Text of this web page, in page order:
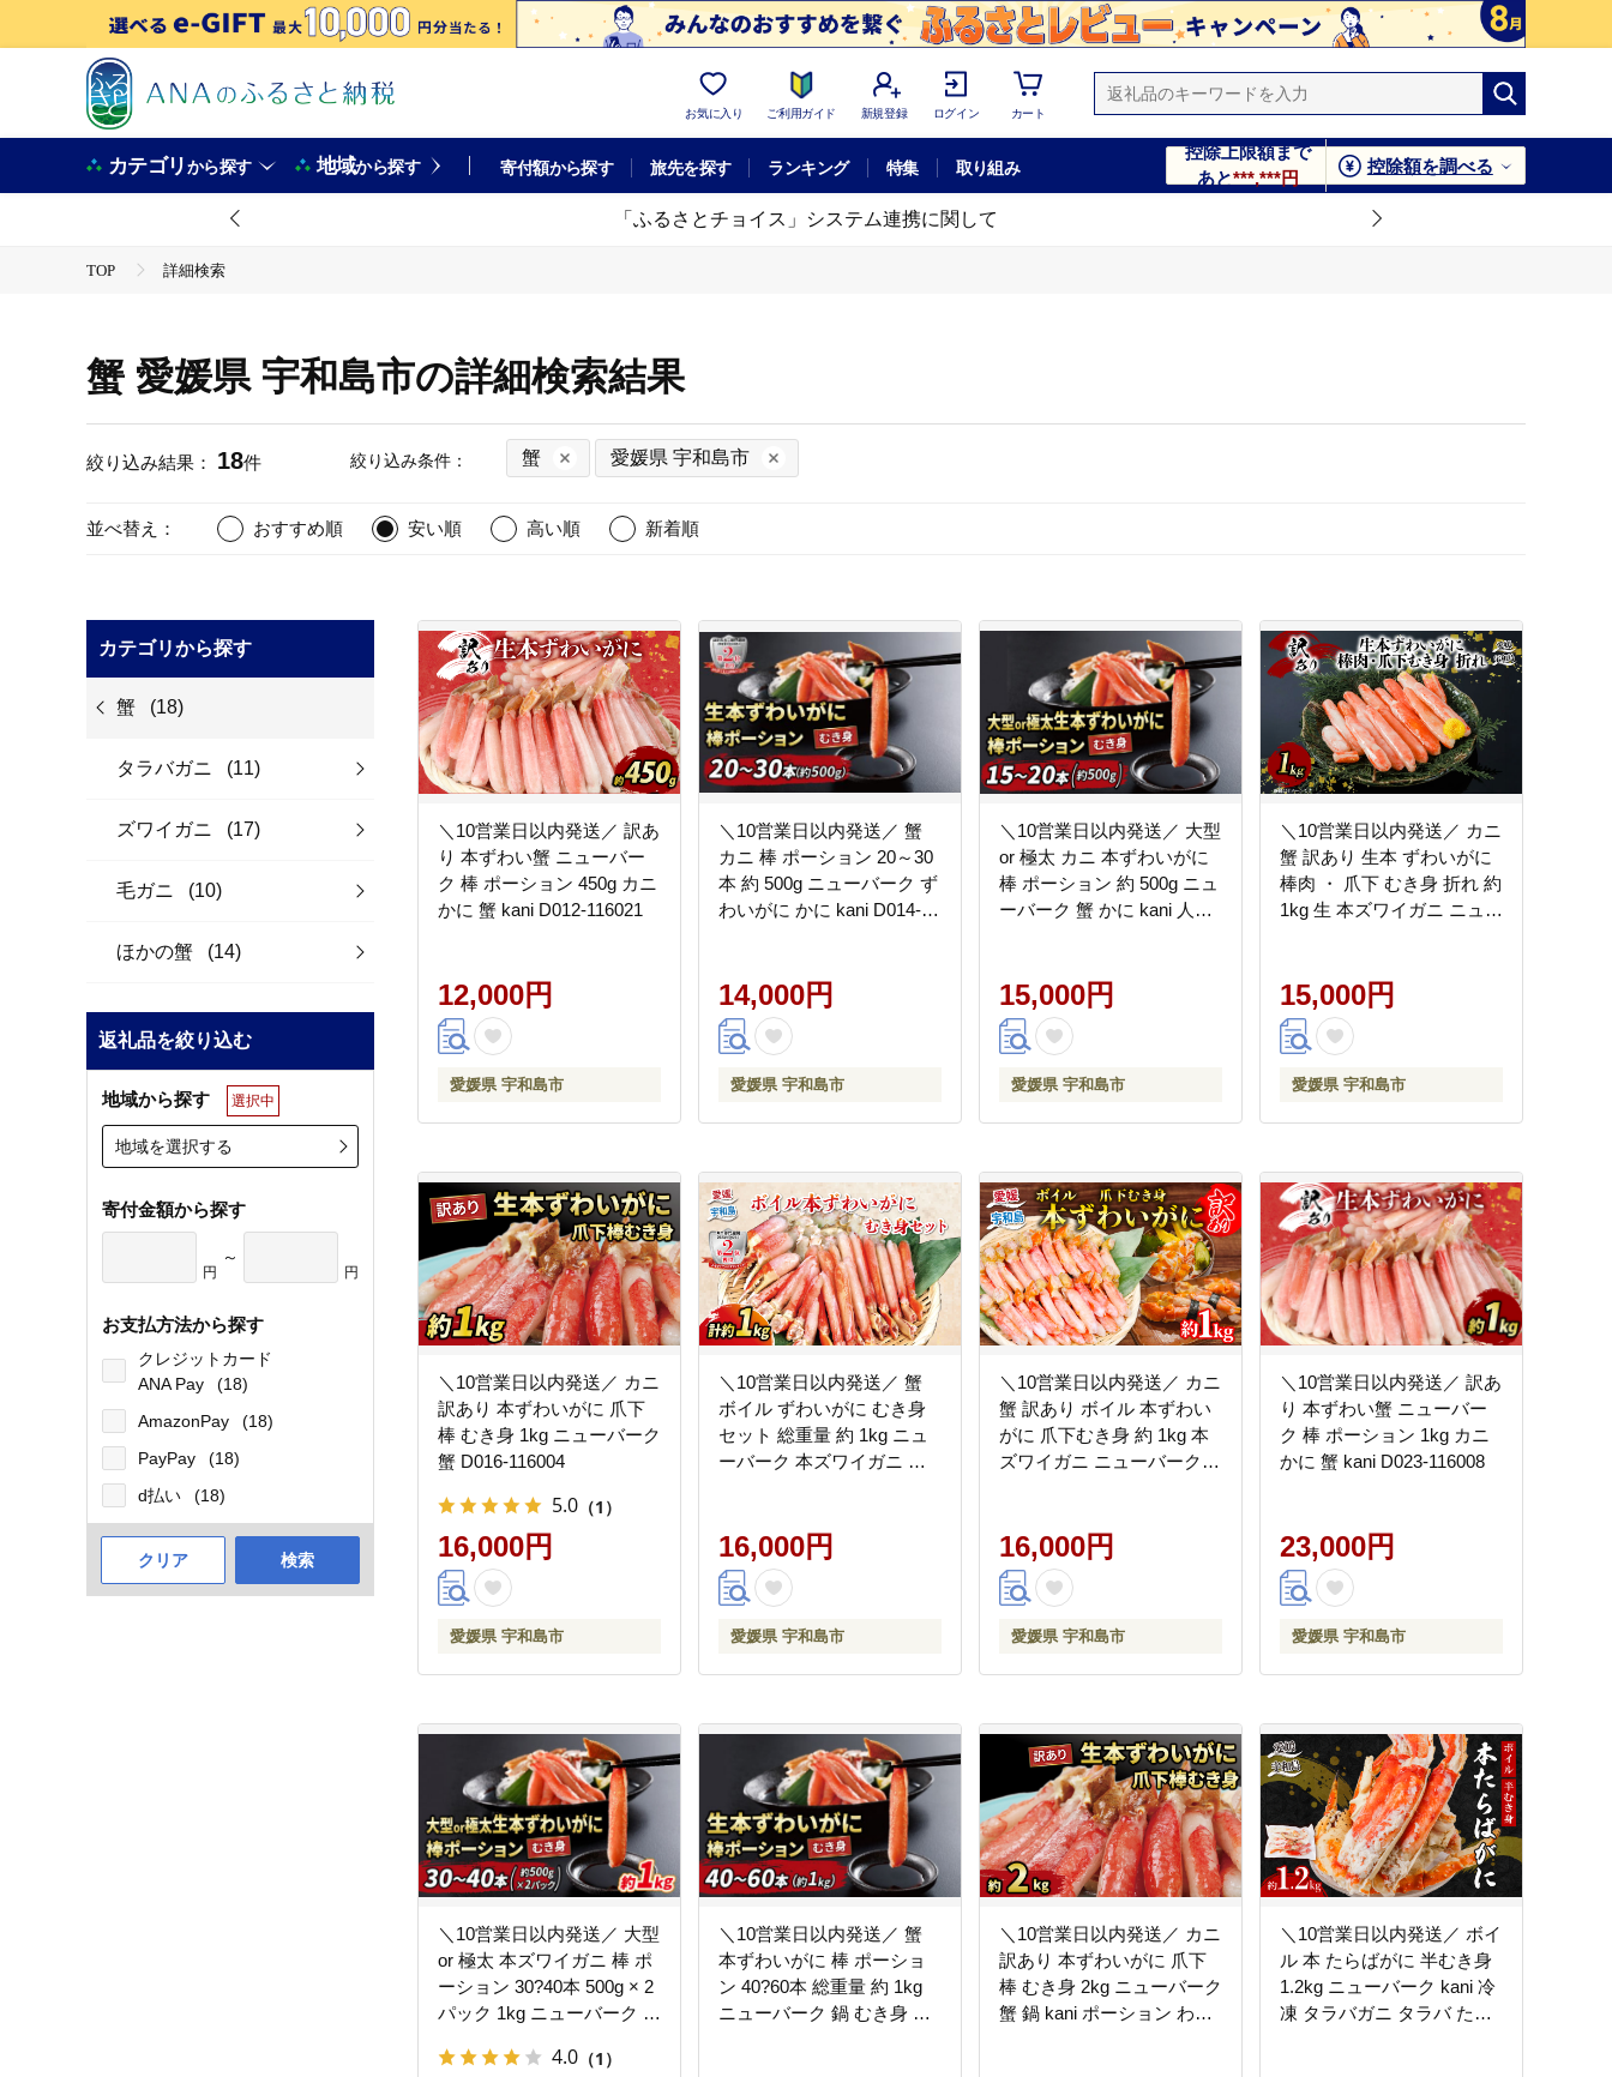
お気に入り ご利用ガイド 新規登録 ログイン カート
カテゴリから探す 地域から探す 寄付額から探す 旅先を探す ランキング 特集 取り組み
控除上限額まで
あと***,***円
控除額を調べる
「ふるさとチョイス」システム連携に関して
TOP 詳細検索
蟹 愛媛県 宇和島市の詳細検索結果
絞り込み結果： 18件 絞り込み条件： 蟹 愛媛県 宇和島市
並べ替え： おすすめ順 安い順 高い順 新着順
カテゴリから探す
蟹 (18)
タラバガニ (11)
ズワイガニ (17)
毛ガニ (10)
ほかの蟹 (14)
返礼品を絞り込む
地域から探す 選択中
地域を選択する
寄付金額から探す
円
～
円
お支払方法から探す
クレジットカード
ANA Pay
(18)
AmazonPay
(18)
PayPay
(18)
d払い
(18)
クリア 検索
＼10営業日以内発送／ 訳あ
り 本ずわい蟹 ニューバー
ク 棒 ポーション 450g カニ
かに 蟹 kani D012-116021
12,000円
愛媛県 宇和島市
＼10営業日以内発送／ 蟹
カニ 棒 ポーション 20～30
本 約 500g ニューバーク ず
わいがに かに kani D014-
14,000円
愛媛県 宇和島市
＼10営業日以内発送／ 大型
or 極太 カニ 本ずわいがに
棒 ポーション 約 500g ニュ
ーバーク 蟹 かに kani 人気
15,000円
愛媛県 宇和島市
＼10営業日以内発送／ カニ
蟹 訳あり 生本 ずわいがに
棒肉 ・ 爪下 むき身 折れ 約
1kg 生 本ズワイガニ ニュー
15,000円
愛媛県 宇和島市
＼10営業日以内発送／ カニ
訳あり 本ずわいがに 爪下
棒 むき身 1kg ニューバーク
蟹 D016-116004
5.0 （1）
16,000円
愛媛県 宇和島市
＼10営業日以内発送／ 蟹
ボイル ずわいがに むき身
セット 総重量 約 1kg ニュ
ーバーク 本ズワイガニ カ
16,000円
愛媛県 宇和島市
＼10営業日以内発送／ カニ
蟹 訳あり ボイル 本ずわい
がに 爪下むき身 約 1kg 本
ズワイガニ ニューバーク
ズワイガニ ずわい蟹 ズワ
イ蟹 蟹 カニ脚 蟹脚 カニ棒
肉 蟹 カニしゃぶ 人気のカ
蟹鍋 鍋 愛媛 宇和島 D016-
116019
16,000円
愛媛県 宇和島市
＼10営業日以内発送／ 訳あ
り 本ずわい蟹 ニューバー
ク 棒 ポーション 1kg カニ
かに 蟹 kani D023-116008
23,000円
愛媛県 宇和島市
＼10営業日以内発送／ 大型
or 極太 本ズワイガニ 棒 ポ
ーション 30?40本 500g × 2
パック 1kg ニューバーク ず
D028-116006
4.0 （1）
＼10営業日以内発送／ 蟹
本ずわいがに 棒 ポーショ
ン 40?60本 総重量 約 1kg
ニューバーク 鍋 むき身 カ
＼10営業日以内発送／ カニ
訳あり 本ずわいがに 爪下
棒 むき身 2kg ニューバーク
蟹 鍋 kani ポーション わけ
＼10営業日以内発送／ ボイ
ル 本 たらばがに 半むき身
1.2kg ニューバーク kani 冷
凍 タラバガニ タラバ たら